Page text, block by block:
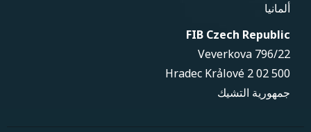
ألمانيا
FIB Czech Republic
Veverkova 796/22
500 02 Hradec Krảlové 2
جمهورية التشيك